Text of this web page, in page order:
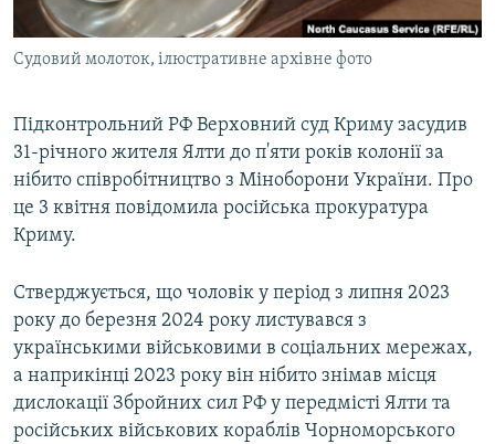
ІНФОГРАФІКА
ДОЛУЧАЙСЯ!
Усі сайти RFE/RL
Судовий молоток, ілюстративне архівне фото
Підконтрольний РФ Верховний суд Криму засудив
31-річного жителя Ялти до п'яти років колонії за
нібито співробітництво з Міноборони України. Про
це 3 квітня повідомила російська прокуратура
Криму.
Стверджується, що чоловік у період з липня 2023
року до березня 2024 року листувався з
українськими військовими в соціальних мережах,
а наприкінці 2023 року він нібито знімав місця
дислокації Збройних сил РФ у передмісті Ялти та
російських військових кораблів Чорноморського